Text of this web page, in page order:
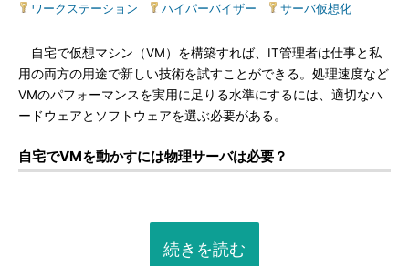
ワークステーション
ハイパーバイザー サーバ仮想化
自宅で仮想マシン（VM）を構築すれば、IT管理者は仕事と私
用の両方の用途で新しい技術を試すことができる。処理速度など
VMのパフォーマンスを実用に足りる水準にするには、適切なハ
ードウェアとソフトウェアを選ぶ必要がある。
自宅でVMを動かすには物理サーバは必要？
続きを読む